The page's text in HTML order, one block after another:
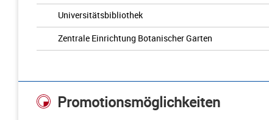
Universitätsbibliothek
Zentrale Einrichtung Botanischer Garten
Promotionsmöglichkeiten